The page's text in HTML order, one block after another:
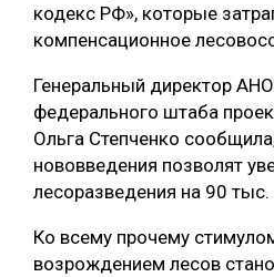
кодекс РФ», которые
компенсационное
Генеральный директор
федерального штаба
Ольга Степченко
нововведения позволят
лесоразведения на 90 тыс.
Ко всему прочему
возрождением лесов